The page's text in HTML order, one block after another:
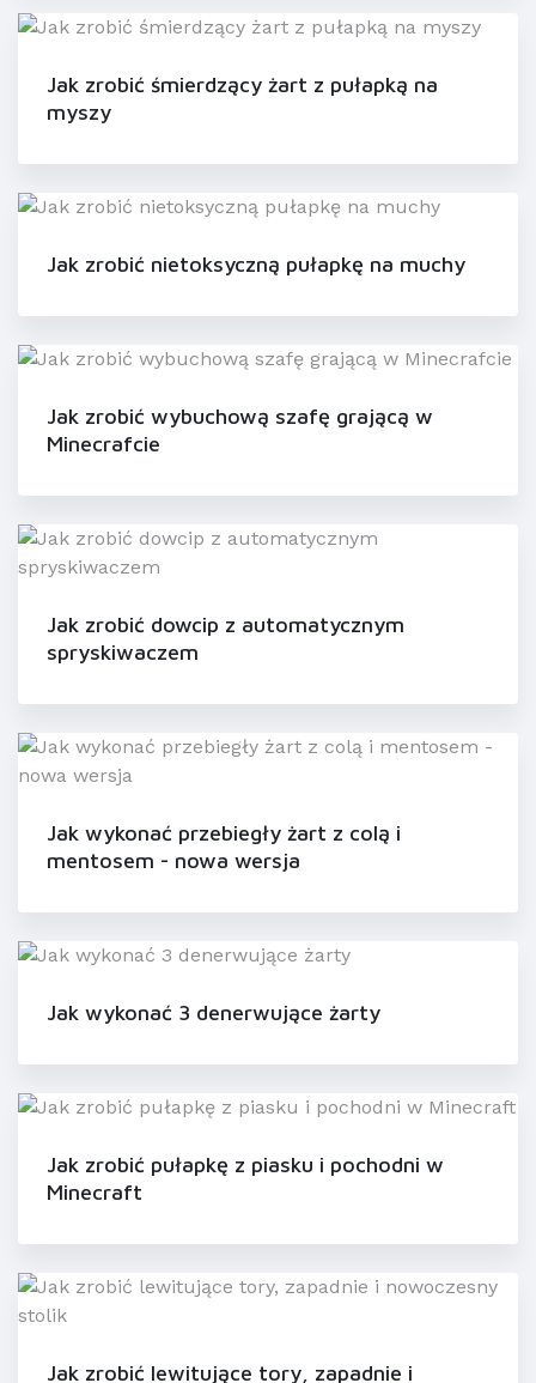
Jak zrobić śmierdzący żart z pułapką na
myszy
Jak zrobić nietoksyczną pułapkę na muchy
Jak zrobić wybuchową szafę grającą w
Minecrafcie
Jak zrobić dowcip z automatycznym
spryskiwaczem
Jak wykonać przebiegły żart z colą i
mentosem - nowa wersja
Jak wykonać 3 denerwujące żarty
Jak zrobić pułapkę z piasku i pochodni w
Minecraft
Jak zrobić lewitujące tory, zapadnie i